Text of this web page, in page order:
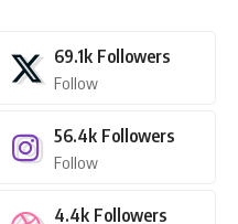
69.1k Followers
Follow
56.4k Followers
Follow
4.4k Followers